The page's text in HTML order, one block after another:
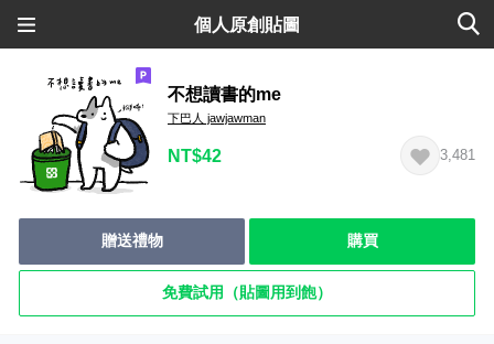
個人原創貼圖
不想讀書的me
下巴人 jawjawman
NT$42 3,481
贈送禮物 購買
免費試用（貼圖用到飽）